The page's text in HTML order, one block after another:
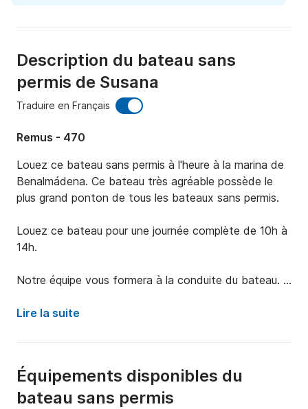
Description du bateau sans
permis de Susana
Traduire en Français
Remus - 470
Louez ce bateau sans permis à l'heure à la marina de
Benalmádena. Ce bateau très agréable possède le
plus grand ponton de tous les bateaux sans permis.
Louez ce bateau pour une journée complète de 10h à
14h.
Notre équipe vous formera à la conduite du bateau.
permis. Idéal pour explorer la côte de Malaga en
admirer les magnifiques couchers de soleil. Ce REMUS
de 4,70 mètres est équipé d'un moteur Yamaha et
peut accueillir 4 personnes.
Lire la suite
Équipements disponibles du
bateau sans permis